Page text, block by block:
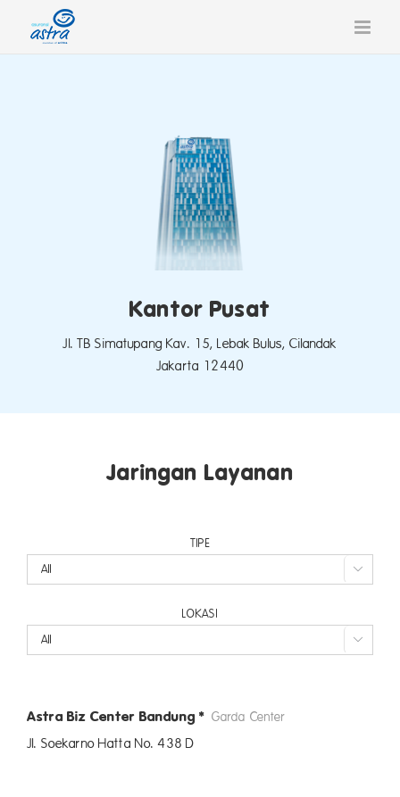
content
Kantor Pusat
Jl. TB Simatupang Kav. 15, Lebak Bulus, Cilandak
Jakarta 12440
Jaringan Layanan
TIPE

LOKASI

Astra Biz Center Bandung* Garda Center
Jl. Soekarno Hatta No. 438 D